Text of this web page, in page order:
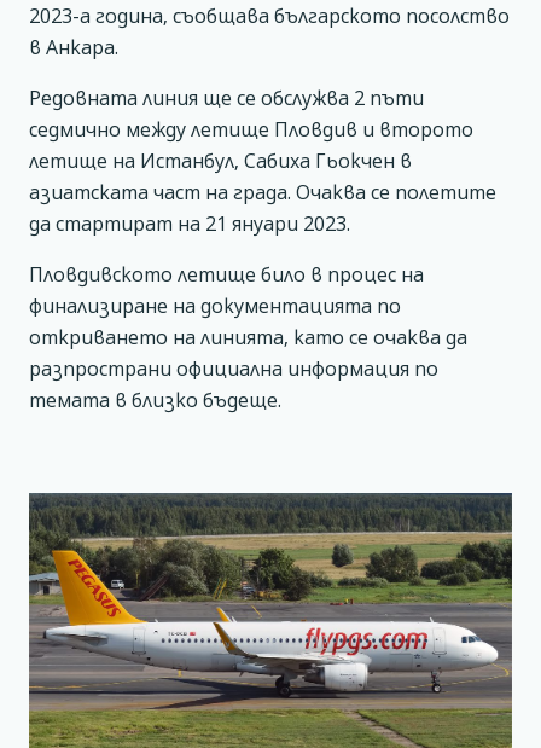
2023-а година, съобщава българското посолство
в Анкара.
Редовната линия ще се обслужва 2 пъти
седмично между летище Пловдив и второто
летище на Истанбул, Сабиха Гьокчен в
азиатската част на града. Очаква се полетите
да стартират на 21 януари 2023.
Пловдивското летище било в процес на
финализиране на документацията по
откриването на линията, като се очаква да
разпространи официална информация по
темата в близко бъдеще.